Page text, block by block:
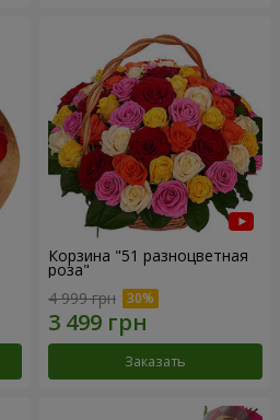
Корзина "51 разноцветная
роза"
4 999 грн
Заказать